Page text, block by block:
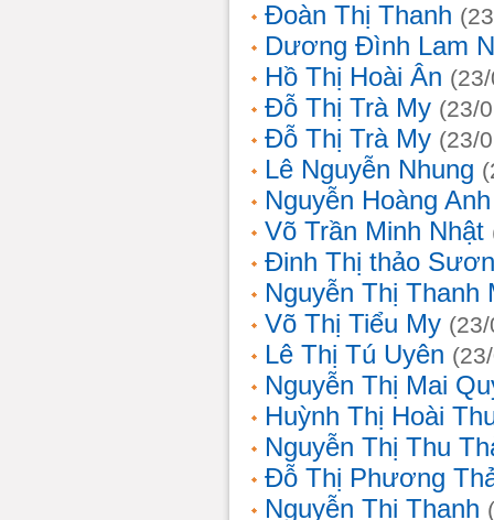
Đoàn Thị Thanh
Dương Đình Lam
Hồ Thị Hoài Ân
Đỗ Thị Trà My (23/
Đỗ Thị Trà My (23/
Lê Nguyễn Nhung
Nguyễn Hoàng Anh
Võ Trần Minh Nhật
Đinh Thị thảo
Nguyễn Thị Thanh
Võ Thị Tiểu My
Lê Thị Tú Uyên
Nguyễn Thị Mai
Huỳnh Thị Hoài
Nguyễn Thị Thu
Đỗ Thị Phương
Nguyễn Thị Thanh